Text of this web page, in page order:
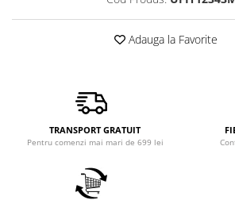
Adauga la Favorite
TRANSPORT GRATUIT
Pentru comenzi mai mari de 699 lei